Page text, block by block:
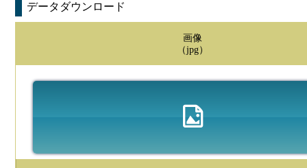
データダウンロード
画像
（jpg）